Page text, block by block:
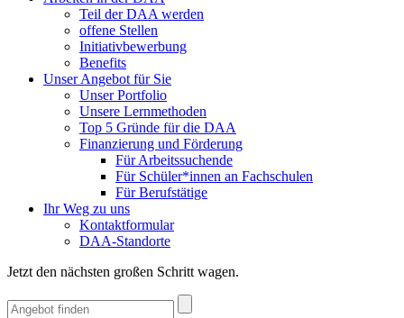
Teil der DAA werden
offene Stellen
Initiativbewerbung
Benefits
Unser Angebot für Sie
Unser Portfolio
Unsere Lernmethoden
Top 5 Gründe für die DAA
Finanzierung und Förderung
Für Arbeitssuchende
Für Schüler*innen an Fachschulen
Für Berufstätige
Ihr Weg zu uns
Kontaktformular
DAA-Standorte
Jetzt den nächsten großen Schritt wagen.